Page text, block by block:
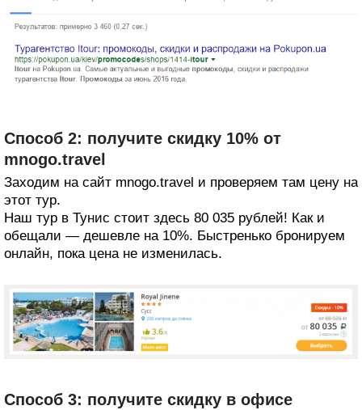
Способ 2: получите скидку 10% от
mnogo.travel
Заходим на сайт mnogo.travel и проверяем там цену на
этот тур.
Наш тур в Тунис стоит здесь 80 035 рублей! Как и
обещали — дешевле на 10%. Быстренько бронируем
онлайн, пока цена не изменилась.
Способ 3: получите скидку в офисе